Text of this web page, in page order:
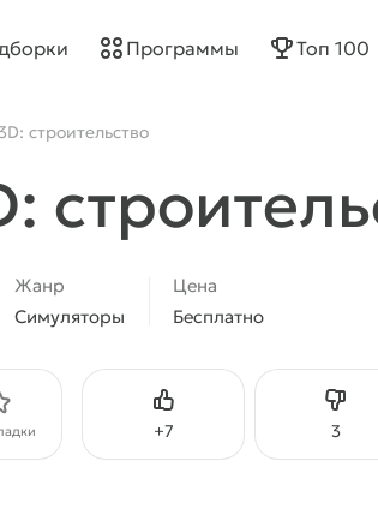
Программы Топ 100
строительство
Жанр
Симуляторы
Цена
Бесплатно
+7
Нравится 3Не